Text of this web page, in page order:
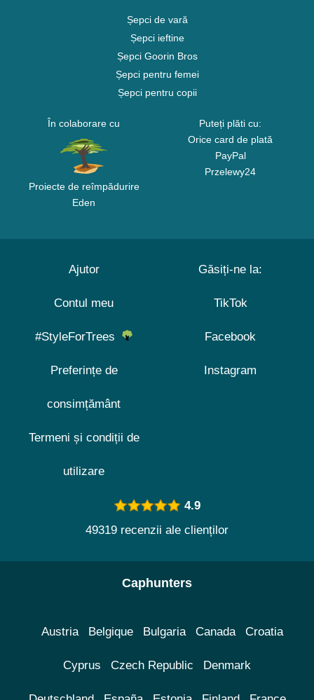
Șepci de vară
Șepci ieftine
Șepci Goorin Bros
Șepci pentru femei
Șepci pentru copii
În colaborare cu
Proiecte de reîmpădurire
Eden
Puteți plăti cu:
Orice card de plată
PayPal
Przelewy24
Ajutor
Contul meu
#StyleForTrees
Preferințe de
consimțământ
Termeni și condiții de
utilizare
Găsiți-ne la:
TikTok
Facebook
Instagram
4.9
49319 recenzii ale clienților
Caphunters
Austria Belgique Bulgaria Canada Croatia
Cyprus Czech Republic Denmark